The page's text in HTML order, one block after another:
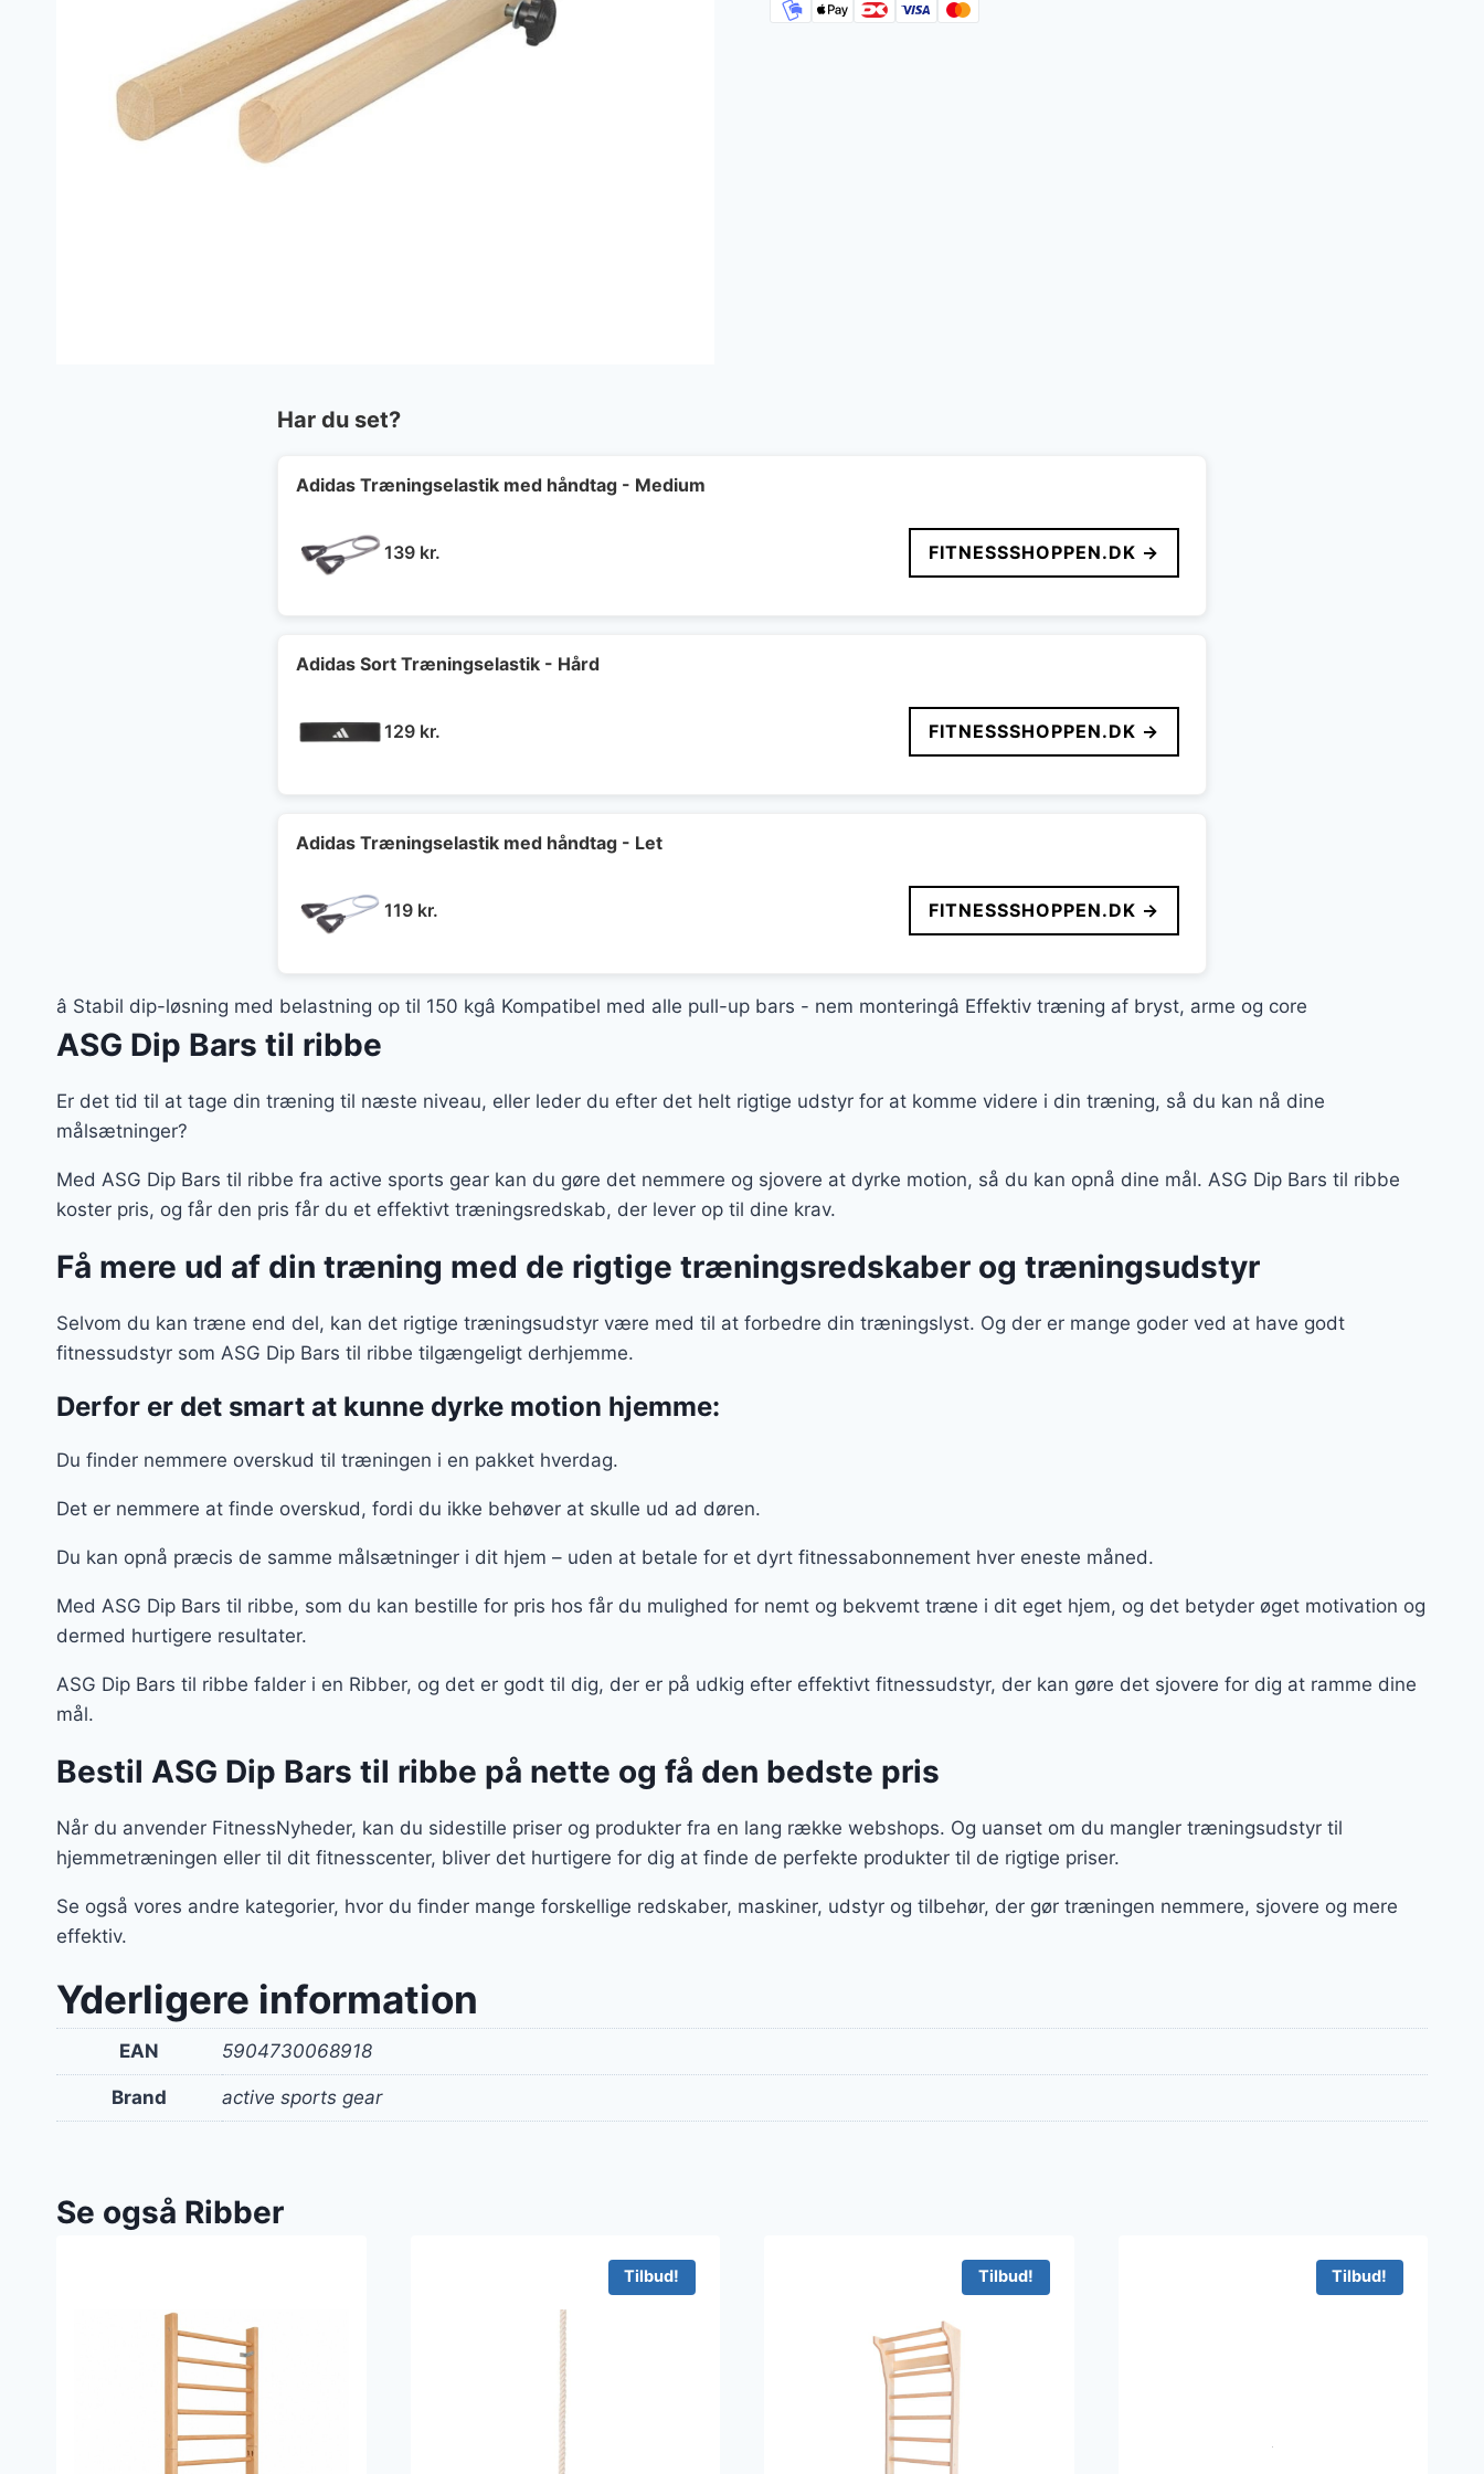
Har du set?
Adidas Træningselastik med håndtag - Medium
139 kr. FITNESSSHOPPEN.DK →
Adidas Sort Træningselastik - Hård
129 kr. FITNESSSHOPPEN.DK →
Adidas Træningselastik med håndtag - Let
119 kr. FITNESSSHOPPEN.DK →
â Stabil dip-løsning med belastning op til 150 kgâ Kompatibel med alle pull-up bars - nem monteringâ Effektiv træning af bryst, arme og core
ASG Dip Bars til ribbe
Er det tid til at tage din træning til næste niveau, eller leder du efter det helt rigtige udstyr for at komme videre i din træning, så du kan nå dine
målsætninger?
Med ASG Dip Bars til ribbe fra active sports gear kan du gøre det nemmere og sjovere at dyrke motion, så du kan opnå dine mål. ASG Dip Bars til ribbe
koster pris, og får den pris får du et effektivt træningsredskab, der lever op til dine krav.
Få mere ud af din træning med de rigtige træningsredskaber og træningsudstyr
Selvom du kan træne end del, kan det rigtige træningsudstyr være med til at forbedre din træningslyst. Og der er mange goder ved at have godt
fitnessudstyr som ASG Dip Bars til ribbe tilgængeligt derhjemme.
Derfor er det smart at kunne dyrke motion hjemme:
Du finder nemmere overskud til træningen i en pakket hverdag.
Det er nemmere at finde overskud, fordi du ikke behøver at skulle ud ad døren.
Du kan opnå præcis de samme målsætninger i dit hjem – uden at betale for et dyrt fitnessabonnement hver eneste måned.
Med ASG Dip Bars til ribbe, som du kan bestille for pris hos får du mulighed for nemt og bekvemt træne i dit eget hjem, og det betyder øget motivation og
dermed hurtigere resultater.
ASG Dip Bars til ribbe falder i en Ribber, og det er godt til dig, der er på udkig efter effektivt fitnessudstyr, der kan gøre det sjovere for dig at ramme dine
mål.
Bestil ASG Dip Bars til ribbe på nette og få den bedste pris
Når du anvender FitnessNyheder, kan du sidestille priser og produkter fra en lang række webshops. Og uanset om du mangler træningsudstyr til
hjemmetræningen eller til dit fitnesscenter, bliver det hurtigere for dig at finde de perfekte produkter til de rigtige priser.
Se også vores andre kategorier, hvor du finder mange forskellige redskaber, maskiner, udstyr og tilbehør, der gør træningen nemmere, sjovere og mere
effektiv.
Yderligere information
EAN 5904730068918
Brand active sports gear
Se også Ribber
Tilbud! Tilbud! Tilbud!